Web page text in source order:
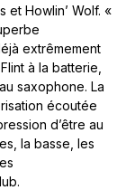
et Howlin’ Wolf. «
extrêmement
à la batterie,
saxophone. La
écoutée
d’être au
la basse, les